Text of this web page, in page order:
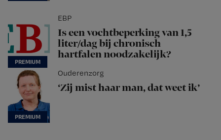
EBP
Is een vochtbeperking van 1,5
liter/dag bij chronisch
hartfalen noodzakelijk?
Ouderenzorg
‘Zij mist haar man, dat weet ik’